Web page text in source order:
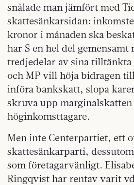
snålade man jämfört med
skattesänkarsidan:
kronor i månaden ska
har S en hel del gemensamt
tredjedelar av sina tilltänkta
och MP vill höja bidragen
införa bankskatt, slopa
skruva upp
höginkomsttagare.
Men inte Centerpartiet, ett
skattesänkarparti,
som företagarvänligt.
Ringqvist har rentav varit